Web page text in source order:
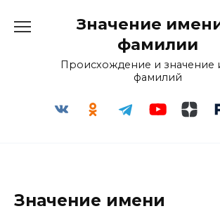
Значение
фамилии
Происхождение и значение
фамилий
Значение имени